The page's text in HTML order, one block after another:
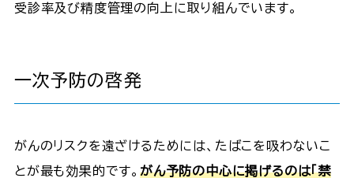
受診率及び精度管理の向上に取り組んでいます。
一次予防の啓発
がんのリスクを遠ざけるためには、たばこを吸わないこ
とが最も効果的です。 がん予防の中心に掲げるのは「禁